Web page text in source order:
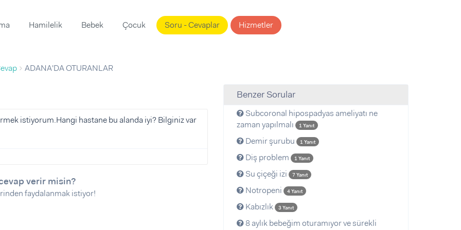
Hamilelik Bebek Çocuk Soru - Cevaplar Hizmetler
ADANA'DA OTURANLAR
istiyorum.Hangi hastane bu alanda iyi? Bilginiz var
verir misin?
faydalanmak istiyor!
Benzer Sorular
Subcoronal hipospadyas ameliyatı ne
zaman yapılmalı
1 Yanıt
Demir şurubu 1 Yanıt
Diş problem 1 Yanıt
Su çiçeği izi 7 Yanıt
Notropeni 4 Yanıt
Kabızlık 3 Yanıt
8 aylık bebeğim oturamıyor ve sürekli